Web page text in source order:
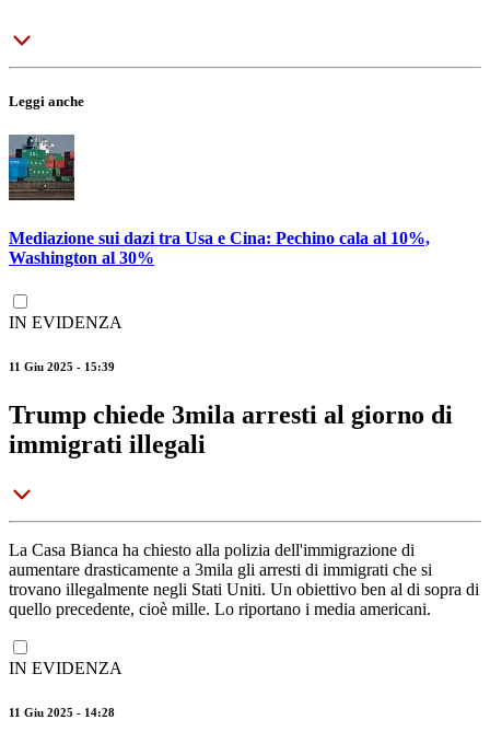
Leggi anche
Mediazione sui dazi tra Usa e Cina: Pechino cala al 10%,
Washington al 30%
IN EVIDENZA
11 Giu 2025 - 15:39
Trump chiede 3mila arresti al giorno di
immigrati illegali
La Casa Bianca ha chiesto alla polizia dell'immigrazione di
aumentare drasticamente a 3mila gli arresti di immigrati che si
trovano illegalmente negli Stati Uniti. Un obiettivo ben al di sopra di
quello precedente, cioè mille. Lo riportano i media americani.
IN EVIDENZA
11 Giu 2025 - 14:28